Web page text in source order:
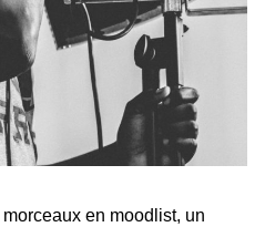
en moodlist, un